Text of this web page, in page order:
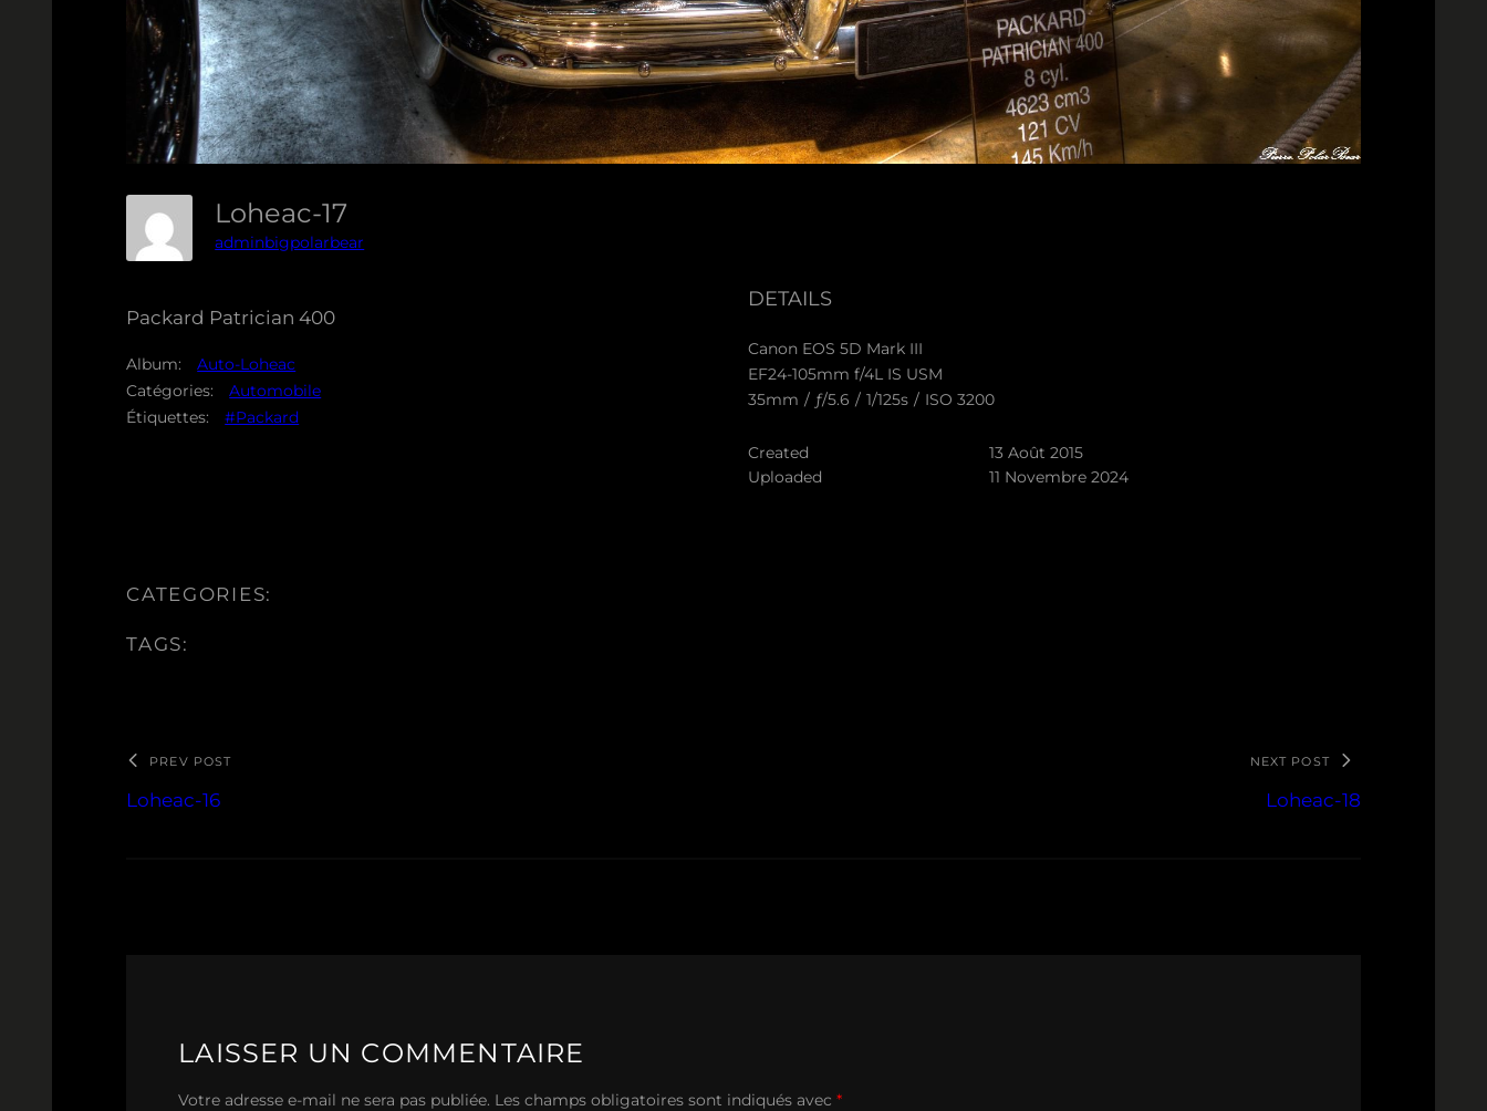
Loheac-17
adminbigpolarbear
Packard Patrician 400
Album:
Auto-Loheac
Catégories:
Automobile
Étiquettes:
#Packard
DETAILS
Canon EOS 5D Mark III
EF24-105mm f/4L IS USM
35mm / ƒ/5.6 / 1/125s / ISO 3200
Created
13 Août 2015
Uploaded
11 Novembre 2024
CATEGORIES:
TAGS:
PREV POST
Loheac-16
NEXT POST
Loheac-18
LAISSER UN COMMENTAIRE
Votre adresse e-mail ne sera pas publiée. Les champs obligatoires sont indiqués avec*